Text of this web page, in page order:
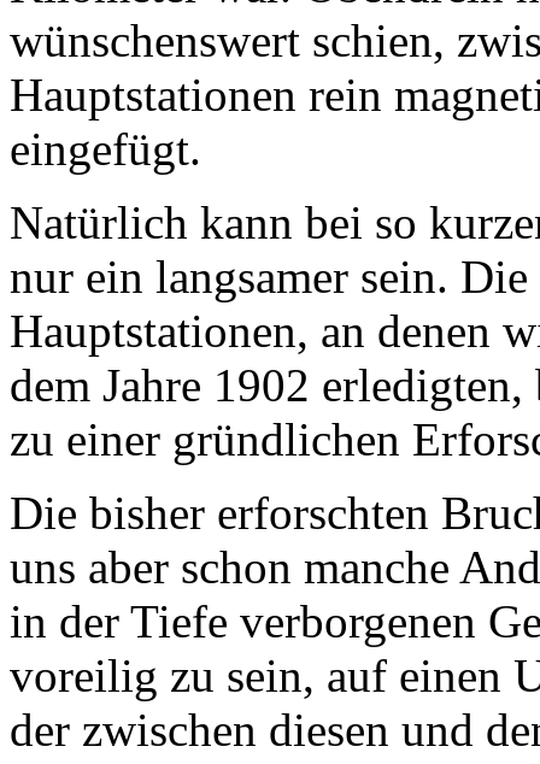
wünschenswert schien,
Hauptstationen rein
eingefügt.
Natürlich kann bei so
nur ein langsamer sein.
Hauptstationen, an denen
dem Jahre 1902
zu einer gründlichen
Die bisher erforschten
uns aber schon manche
in der Tiefe verborgenen
voreilig zu sein, auf einen
der zwischen diesen und